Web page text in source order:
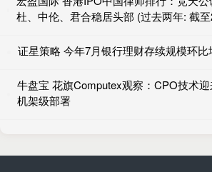
杜、中伦、君合稳居头部 (过去两年: 截
证星策略 今年7月银行理财存续规模环比
牛盘宝 花旗Computex观察：CPO技术
机架级部署